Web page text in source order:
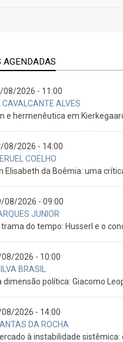
AGENDADAS
08/2026 - 11:00
CAVALCANTE ALVES
e hermenêutica em
08/2026 - 14:00
COELHO
Elisabeth da Boêmia: uma
08/2026 - 09:00
JUNIOR
trama do tempo: Husserl e o
2026 - 10:00
BRASIL
dimensão política: Giacomo
2026 - 14:00
DA ROCHA
à instabilidade